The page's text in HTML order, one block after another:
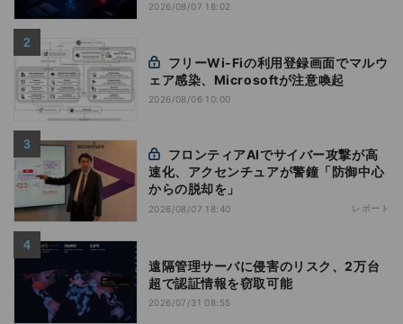
2026/08/07 18:02
ェア感染、Microsoftが注意喚起
2026/08/06 10:00
速化、アクセンチュアが警鐘「防御中心
からの脱却を」
2026/08/07 18:40 レポート
遠隔管理サーバに侵害のリスク、2万台
超で認証情報を窃取可能
2026/07/31 08:55